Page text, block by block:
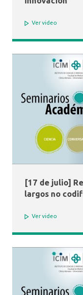
Ver video
Ver video
[17 de julio]
largos no